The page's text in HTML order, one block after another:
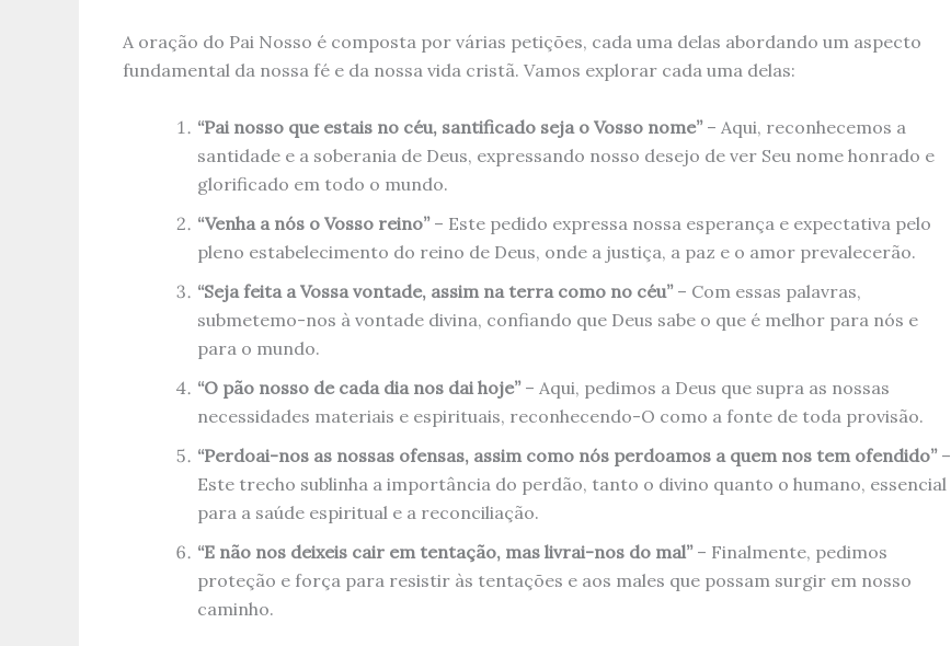
A oração do Pai Nosso é composta por várias petições, cada uma delas abordando um aspecto
fundamental da nossa fé e da nossa vida cristã. Vamos explorar cada uma delas:
“Pai nosso que estais no céu, santificado seja o Vosso nome”– Aqui, reconhecemos a
santidade e a soberania de Deus, expressando nosso desejo de ver Seu nome honrado e
glorificado em todo o mundo.
“Venha a nós o Vosso reino”– Este pedido expressa nossa esperança e expectativa pelo
pleno estabelecimento do reino de Deus, onde a justiça, a paz e o amor prevalecerão.
“Seja feita a Vossa vontade, assim na terra como no céu”– Com essas palavras,
submetemo-nos à vontade divina, confiando que Deus sabe o que é melhor para nós e
para o mundo.
“O pão nosso de cada dia nos dai hoje”– Aqui, pedimos a Deus que supra as nossas
necessidades materiais e espirituais, reconhecendo-O como a fonte de toda provisão.
“Perdoai-nos as nossas ofensas, assim como nós perdoamos a quem nos tem ofendido”–
Este trecho sublinha a importância do perdão, tanto o divino quanto o humano, essencial
para a saúde espiritual e a reconciliação.
“E não nos deixeis cair em tentação, mas livrai-nos do mal”– Finalmente, pedimos
proteção e força para resistir às tentações e aos males que possam surgir em nosso
caminho.